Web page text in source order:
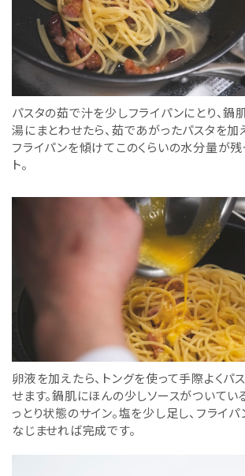
パスタの茹で汁を少しフライパンにとり、鍋
湯にまとわせたら、茹であがったパスタを加
フライパンを傾けてこのくらいの水分量が
ト。
卵液を加えたら、トングを使って手際よくパ
せます。鍋肌にほんの少しソースがついてい
っとり状態のサイン。塩を少し足し、フライ
なじませれば完成です。